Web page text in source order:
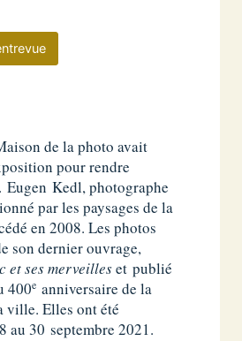
de la photo avait
pour rendre
Eugen Kedl, photographe
par les paysages de la
en 2008. Les photos
son dernier ouvrage,
et ses merveilleset publié
400e anniversaire de la
ville. Elles ont été
au 30 septembre 2021.